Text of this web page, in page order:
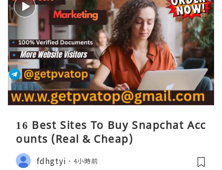
16 Best Sites To Buy Snapchat Acc
ounts (Real & Cheap)
fdhgtyi 4小時前